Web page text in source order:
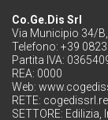
Co.Ge.Dis Srl
Via Municipio 34/
Telefono: +39
Partita IVA:
REA: 0000
Web:
RETE:
SETTORE: Edilizia,